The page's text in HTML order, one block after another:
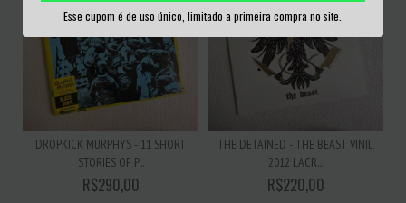
Esse cupom é de uso único, limitado a primeira compra no site.
DROPKICK MURPHYS - 11 SHORT
STORIES OF P...
R$290,00
THE DETAINED - THE BEAST VINIL
2012 LACR...
R$220,00